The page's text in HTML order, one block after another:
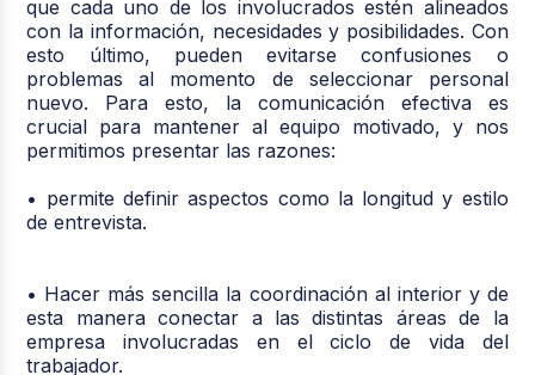
que cada uno de los involucrados estén alineados
con la información, necesidades y posibilidades. Con
esto último, pueden evitarse confusiones o
problemas al momento de seleccionar personal
nuevo. Para esto, la comunicación efectiva es
crucial para mantener al equipo motivado, y nos
permitimos presentar las razones:
• permite definir aspectos como la longitud y estilo
de entrevista.
• Hacer más sencilla la coordinación al interior y de
esta manera conectar a las distintas áreas de la
empresa involucradas en el ciclo de vida del
trabajador.